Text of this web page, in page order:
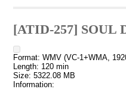
[ATID-257] SOUL
Format: WMV (VC-1+WMA,
Length: 120 min
Size: 5322.08 MB
Information: